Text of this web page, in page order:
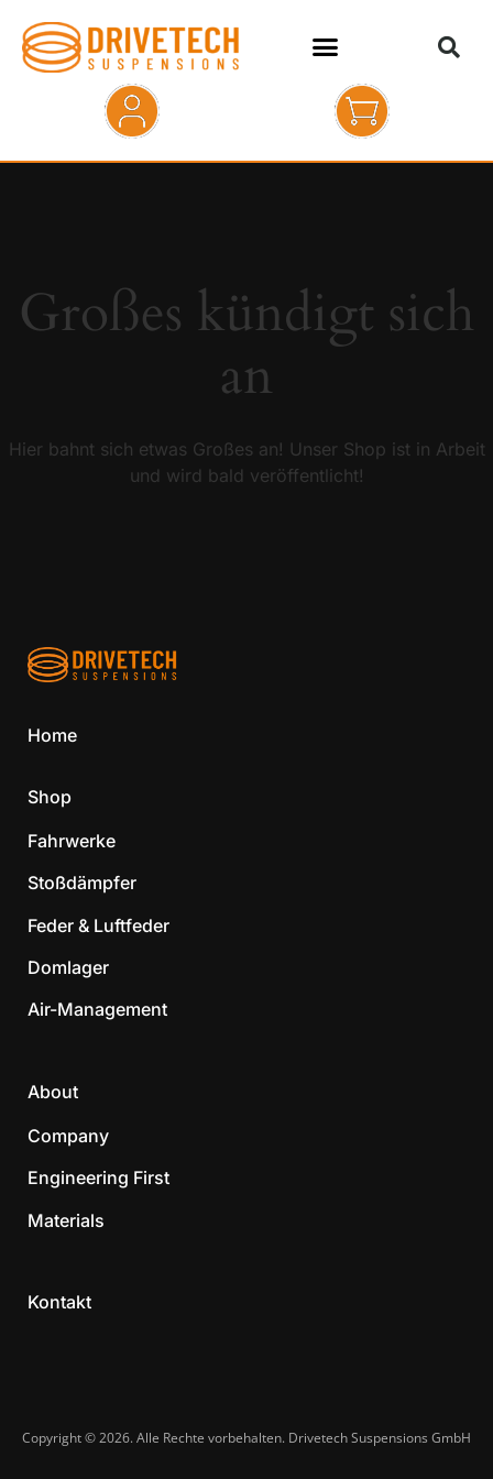
KONTAKT
Großes kündigt sich
an
Hier bahnt sich etwas Großes an! Unser Shop ist in Arbeit
und wird bald veröffentlicht!
Home
Shop
Fahrwerke
Stoßdämpfer
Feder & Luftfeder
Domlager
Air-Management
About
Company
Engineering First
Materials
Kontakt
Copyright © 2026. Alle Rechte vorbehalten. Drivetech Suspensions GmbH​